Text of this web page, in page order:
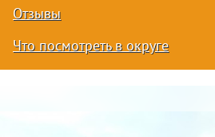
Отзывы
Что посмотреть в округе